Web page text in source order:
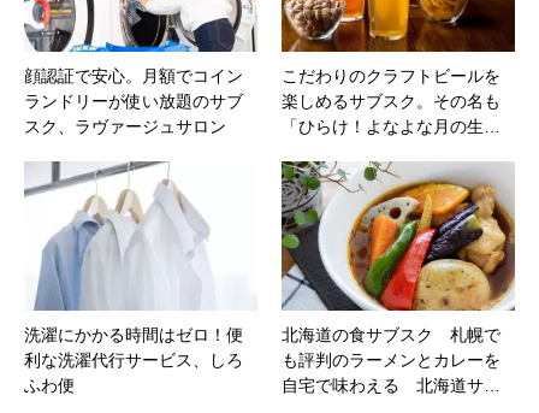
顔認証で安心。月額でコイン
ランドリーが使い放題のサブ
スク、ラヴァージュサロン
こだわりのクラフトビールを
楽しめるサブスク。その名も
「ひらけ！よなよな月の生…
洗濯にかかる時間はゼロ！便
利な洗濯代行サービス、しろ
ふわ便
北海道の食サブスク 札幌で
も評判のラーメンとカレーを
自宅で味わえる 北海道サ…